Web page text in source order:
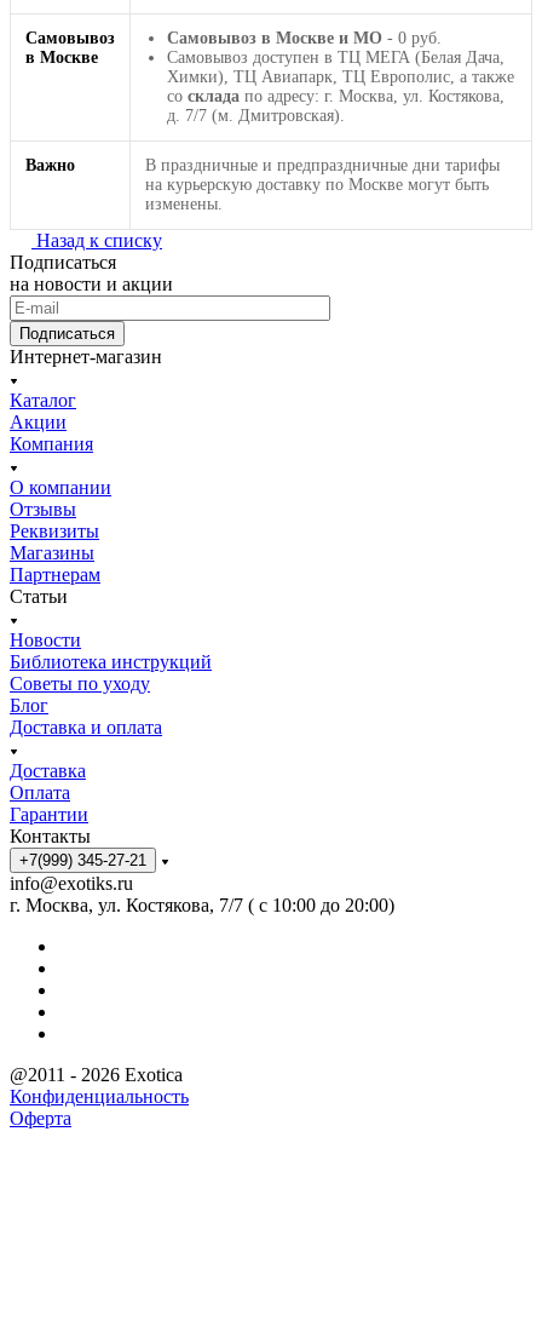
Самовывоз
в Москве
Самовывоз в Москве и МО - 0 руб.
Самовывоз доступен в ТЦ МЕГА (Белая Дача,
Химки), ТЦ Авиапарк, ТЦ Европолис, а также
со склада по адресу: г. Москва, ул. Костякова,
д. 7/7 (м. Дмитровская).
Важно
В праздничные и предпраздничные дни тарифы
на курьерскую доставку по Москве могут быть
изменены.
Назад к списку
Подписаться
на новости и акции
Подписаться
Интернет-магазин
Каталог
Акции
Компания
О компании
Отзывы
Реквизиты
Магазины
Партнерам
Статьи
Новости
Библиотека инструкций
Советы по уходу
Блог
Доставка и оплата
Доставка
Оплата
Гарантии
Контакты
+7(999) 345-27-21
info@exotiks.ru
г. Москва, ул. Костякова, 7/7 ( с 10:00 до 20:00)
@2011 - 2026 Exotica
Конфиденциальность
Оферта